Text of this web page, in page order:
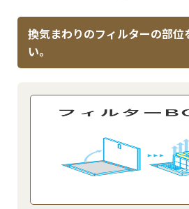
換気まわりのフィルターの部位
い。